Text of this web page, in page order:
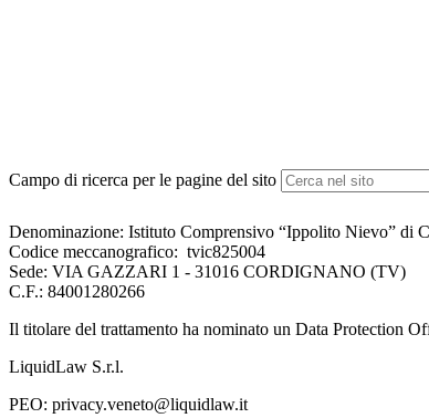
Campo di ricerca per le pagine del sito
Denominazione: Istituto Comprensivo “Ippolito Nievo” di
Codice meccanografico: tvic825004
Sede: VIA GAZZARI 1 - 31016 CORDIGNANO (TV)
C.F.: 84001280266
Il titolare del trattamento ha nominato un Data Protection
LiquidLaw S.r.l.
PEO: privacy.veneto@liquidlaw.it